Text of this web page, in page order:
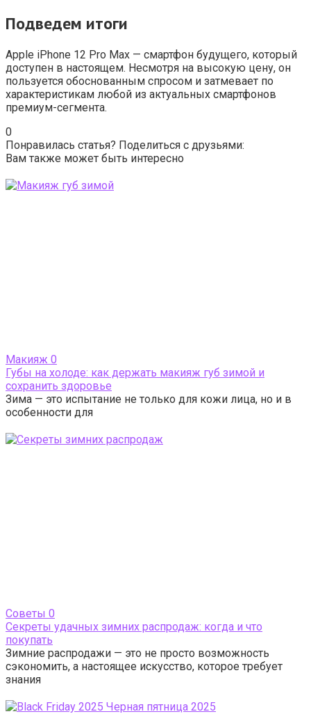
Подведем итоги
Apple iPhone 12 Pro Max — смартфон будущего, который
доступен в настоящем. Несмотря на высокую цену, он
пользуется обоснованным спросом и затмевает по
характеристикам любой из актуальных смартфонов
премиум-сегмента.
0
Понравилась статья? Поделиться с друзьями:
Вам также может быть интересно
Макияж 0
Губы на холоде: как держать макияж губ зимой и
сохранить здоровье
Зима — это испытание не только для кожи лица, но и в
особенности для
Cоветы 0
Секреты удачных зимних распродаж: когда и что
покупать
Зимние распродажи — это не просто возможность
сэкономить, а настоящее искусство, которое требует
знания